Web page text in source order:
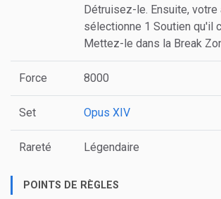
Détruisez-le. Ensuite, votre
sélectionne 1 Soutien qu'il
Mettez-le dans la Break
Force 8000
Set Opus XIV
Rareté Légendaire
POINTS DE RÈGLES